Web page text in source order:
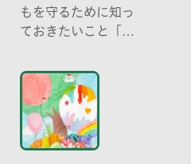
もを守るために知っ
ておきたいこと「プ
どう伝える? (幼児
編)」